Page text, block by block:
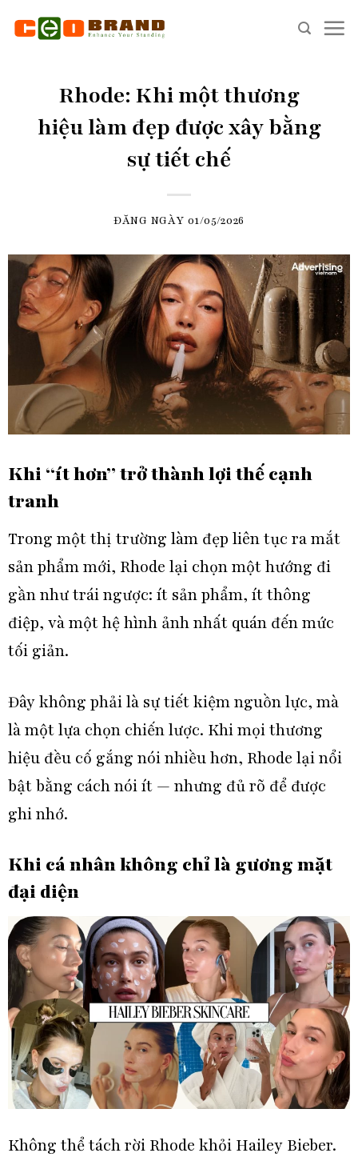
Rhode: Khi một thương
hiệu làm đẹp được xây bằng
sự tiết chế
ĐĂNG NGÀY 01/05/2026
Khi “ít hơn” trở thành lợi thế cạnh
tranh
Trong một thị trường làm đẹp liên tục ra mắt
sản phẩm mới, Rhode lại chọn một hướng đi
gần như trái ngược: ít sản phẩm, ít thông
điệp, và một hệ hình ảnh nhất quán đến mức
tối giản.
Đây không phải là sự tiết kiệm nguồn lực, mà
là một lựa chọn chiến lược. Khi mọi thương
hiệu đều cố gắng nói nhiều hơn, Rhode lại nổi
bật bằng cách nói ít — nhưng đủ rõ để được
ghi nhớ.
Khi cá nhân không chỉ là gương mặt
đại diện
Không thể tách rời Rhode khỏi Hailey Bieber.